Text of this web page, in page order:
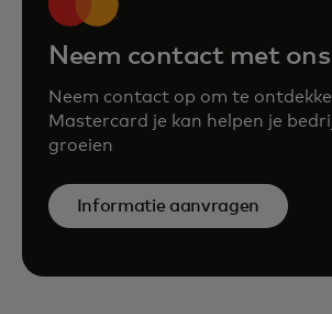
Neem contact met
Neem contact op om te
Mastercard je kan helpen je
groeien
Informatie aanvragen